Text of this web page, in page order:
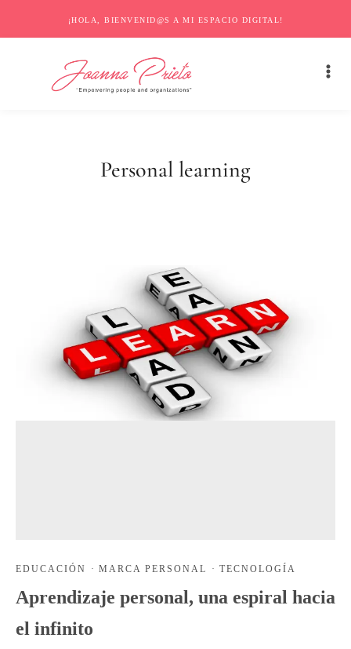
¡HOLA, BIENVENID@S A MI ESPACIO DIGITAL!
Personal learning
EDUCACIÓN · MARCA PERSONAL · TECNOLOGÍA
Aprendizaje personal, una espiral hacia
el infinito